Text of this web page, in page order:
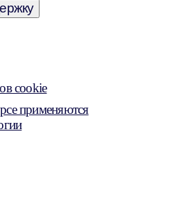
cookie
применяются